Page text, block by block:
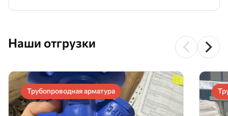
Наши отгрузки
Трубопроводная арматура